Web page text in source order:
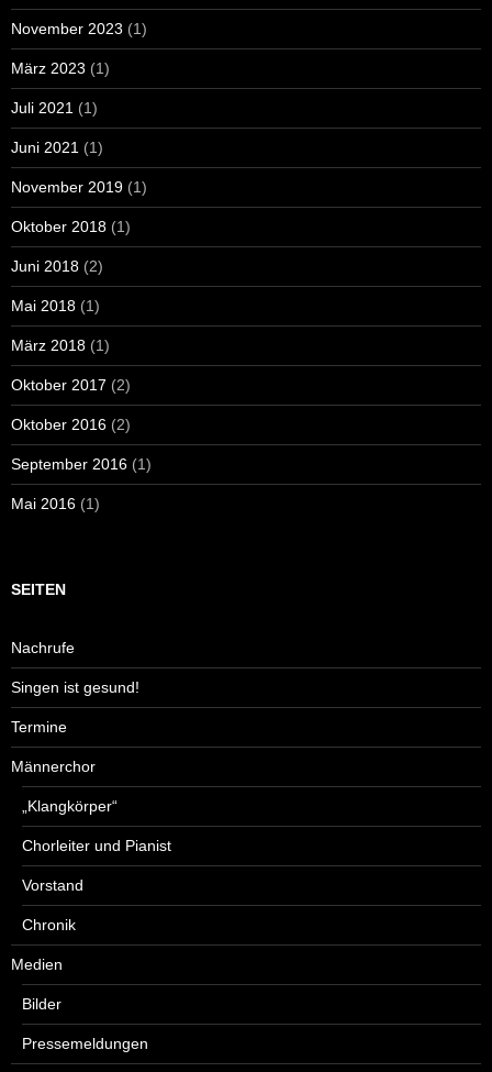
November 2023 (1)
März 2023 (1)
Juli 2021 (1)
Juni 2021 (1)
November 2019 (1)
Oktober 2018 (1)
Juni 2018 (2)
Mai 2018 (1)
März 2018 (1)
Oktober 2017 (2)
Oktober 2016 (2)
September 2016 (1)
Mai 2016 (1)
SEITEN
Nachrufe
Singen ist gesund!
Termine
Männerchor
„Klangkörper“
Chorleiter und Pianist
Vorstand
Chronik
Medien
Bilder
Pressemeldungen